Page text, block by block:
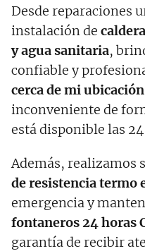
Desde reparaciones
instalación de
y agua sanitaria,
confiable y
cerca de mi ubicación
inconveniente de
está disponible las
Además, realizamos
de resistencia termo
emergencia y
fontaneros 24 horas
garantía de recibir